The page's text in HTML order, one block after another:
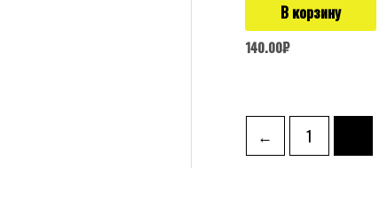
В корзину
140.00₽
← 1